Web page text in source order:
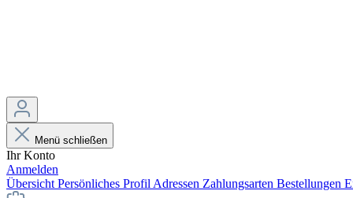
Menü schließen
Ihr Konto
Anmelden
Übersicht Persönliches Profil Adressen Zahlungsarten Bestellungen